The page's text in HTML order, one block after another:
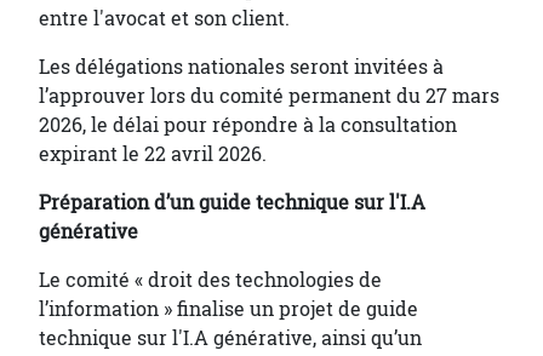
entre l'avocat et son client.
Les délégations nationales seront invitées à
l’approuver lors du comité permanent du 27 mars
2026, le délai pour répondre à la consultation
expirant le 22 avril 2026.
Préparation d’un guide technique sur l'I.A
générative
Le comité « droit des technologies de
l’information » finalise un projet de guide
technique sur l'I.A générative, ainsi qu’un